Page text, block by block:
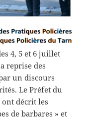
4, 5 et 6 juillet
reprise des
un discours
Le Préfet du
décrit les
de barbares » et